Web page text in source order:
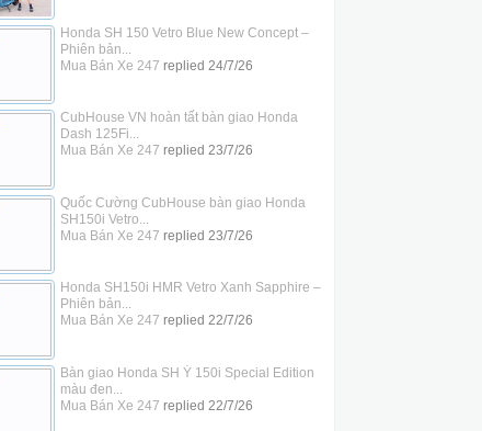
Honda SH 150 Vetro Blue New Concept –
Phiên bản...
Mua Bán Xe 247 replied 24/7/26
CubHouse VN hoàn tất bàn giao Honda
Dash 125Fi...
Mua Bán Xe 247 replied 23/7/26
Quốc Cường CubHouse bàn giao Honda
SH150i Vetro...
Mua Bán Xe 247 replied 23/7/26
Honda SH150i HMR Vetro Xanh Sapphire –
Phiên bản...
Mua Bán Xe 247 replied 22/7/26
Bàn giao Honda SH Ý 150i Special Edition
màu đen...
Mua Bán Xe 247 replied 22/7/26